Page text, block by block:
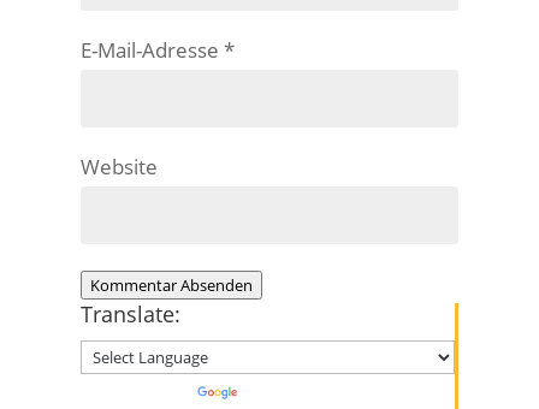
E-Mail-Adresse*
Website
Kommentar Absenden
Translate:
Powered by